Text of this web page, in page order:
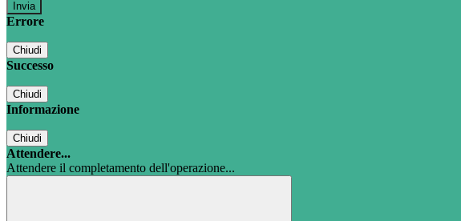
Errore
Chiudi
Successo
Chiudi
Informazione
Chiudi
Attendere...
Attendere il completamento dell'operazione...